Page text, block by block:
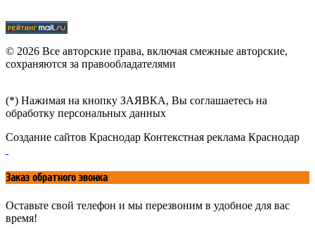
© 2026 Все авторские права, включая смежные авторские,
сохраняются за правообладателями
(*) Нажимая на кнопку ЗАЯВКА, Вы соглашаетесь на
обработку персональных данных
Создание сайтов Краснодар Контекстная реклама Краснодар
Заказ обратного звонка
Оставьте свой телефон и мы перезвоним в удобное для вас
время!